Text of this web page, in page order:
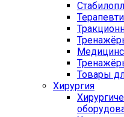
Товары
Хирургия